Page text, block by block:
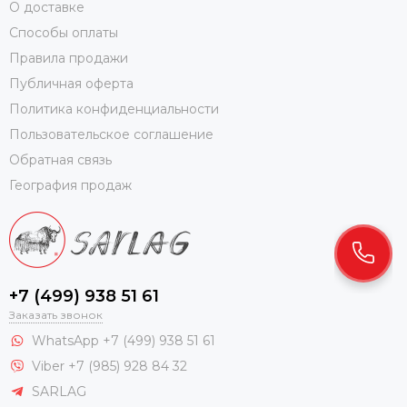
смешивать нити при машинной или ручной обработке,
добиваясь интересных, необычных сочетаний.
Компания SARLAG более 10 лет занимается
собственными заготовками на территории Монголии. Это
гарантирует не только качество и стопроцентный состав
продукции, но и ее доступность для каждого
заинтересованного в пухе человека.
О доставке
Способы оплаты
Правила продажи
Публичная оферта
Политика конфиденциальности
Пользовательское соглашение
Обратная связь
География продаж
+7 (499) 938 51 61
Заказать звонок
WhatsApp +7 (499) 938 51 61
Viber +7 (985) 928 84 32
SARLAG